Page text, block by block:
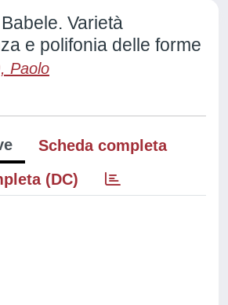
Varietà
e polifonia delle forme
Paolo
Scheda completa
(DC)